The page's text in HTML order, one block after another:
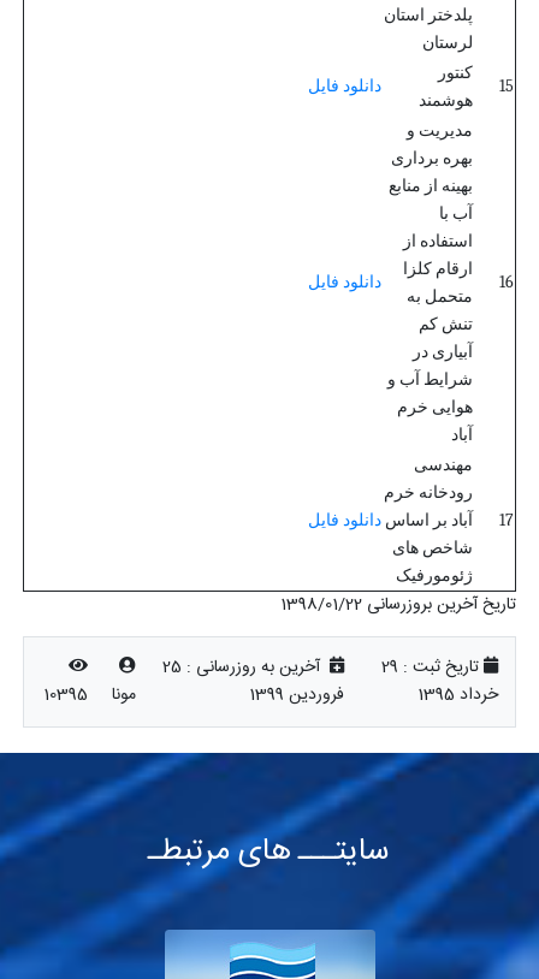
پلدختر استان
لرستان
15
کنتور
هوشمند
دانلود فایل
16
مدیریت و
بهره برداری
بهینه از منابع
آب با
استفاده از
ارقام کلزا
متحمل به
تنش کم
آبیاری در
شرایط آب و
هوایی خرم
آباد
دانلود فایل
17
مهندسی
رودخانه خرم
آباد بر اساس
شاخص های
ژئومورفیک
دانلود فایل
تاریخ آخرین بروزرسانی 1398/01/22
تاریخ ثبت : 29
خرداد 1395
آخرین به روزرسانی : 25
فروردین 1399
مونا 10395
سایتـــ های مرتبطـ